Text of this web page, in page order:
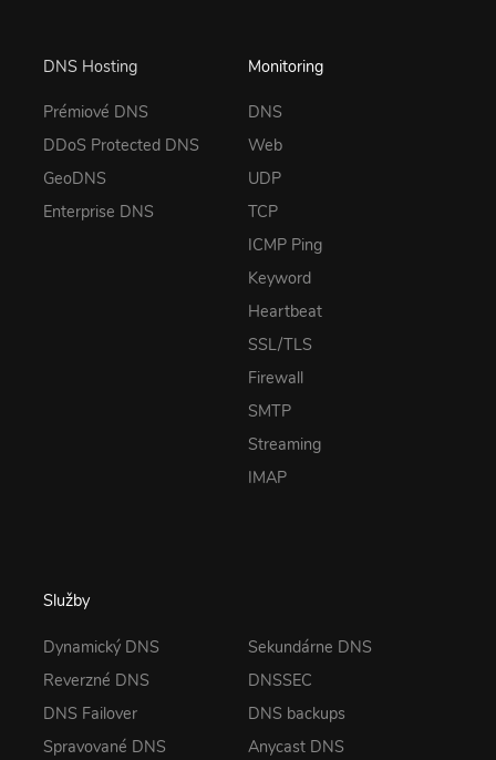
DNS Hosting
Prémiové DNS
DDoS Protected DNS
GeoDNS
Enterprise DNS
Monitoring
DNS
Web
UDP
TCP
ICMP Ping
Keyword
Heartbeat
SSL/TLS
Firewall
SMTP
Streaming
IMAP
Služby
Dynamický DNS
Reverzné DNS
DNS Failover
Spravované DNS
Sekundárne DNS
DNSSEC
DNS backups
Anycast DNS